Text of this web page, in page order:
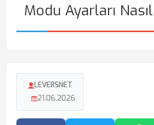
Modu Ayarları Nasıl
LEVERSNET
21.06.2026